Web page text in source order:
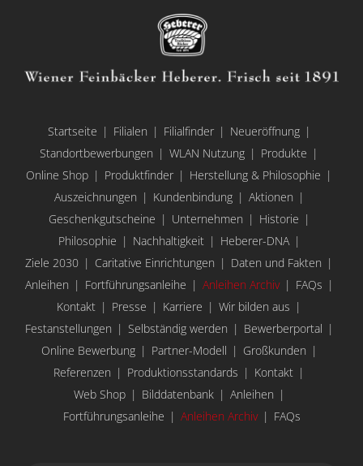
Startseite Filialen Filialfinder
Neueröffnung
Standortbewerbungen
WLAN Nutzung
Produkte
Online Shop
Produktfinder
Herstellung & Philosophie
Auszeichnungen
Kundenbindung
Aktionen
Geschenkgutscheine
Unternehmen
Historie
Philosophie
Nachhaltigkeit
Heberer-DNA
Ziele 2030
Caritative Einrichtungen
Daten und Fakten
Anleihen
Fortführungsanleihe Anleihen Archiv
FAQs
Kontakt
Presse Karriere
Wir bilden aus
Festanstellungen
Selbständig werden
Bewerberportal
Online Bewerbung
Partner-Modell
Großkunden
Referenzen
Produktionsstandards
Kontakt
Web Shop
Bilddatenbank
Anleihen
Fortführungsanleihe
Anleihen Archiv FAQs